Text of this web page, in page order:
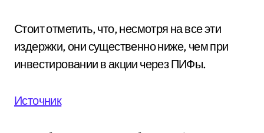
Стоит отметить, что, несмотря на все эти
издержки, они существенно ниже, чем при
инвестировании в акции через ПИФы.
Источник